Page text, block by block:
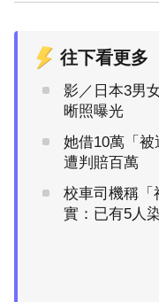
往下看更多
影／日本3男
晰照曝光
她借10萬「
遭判賠百萬
校車司機稱「
實：已有5人